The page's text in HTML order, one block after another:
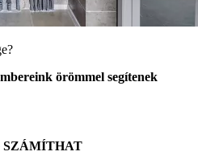
örömmel segítenek